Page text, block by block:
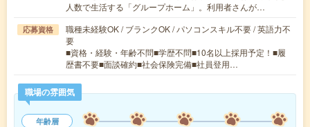
人数で生活する「グループホーム」。利用者さんが…
応募資格
職種未経験OK / ブランクOK / パソコンスキル不要 / 英語力不
要
■資格・経験・年齢不問■学歴不問■10名以上採用予定！■履
歴書不要■面談確約■社会保険完備■社員登用…
職場の雰囲気
年齢層